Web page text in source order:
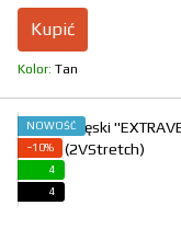
Kupić
Kolor Tan
NOWOŚĆ
−10%
4
4